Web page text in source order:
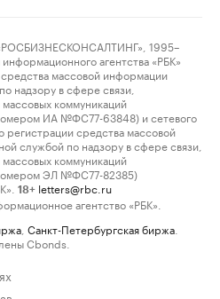
1995–
агентства «РБК»
массовой информации
надзору в сфере связи,
коммуникаций
ИА №ФС77-63848) и сетевого
регистрации средства массовой
службой по надзору в сфере связи,
коммуникаций
ЭЛ №ФС77-82385)
18+ letters@rbc.ru
агентство «РБК».
Санкт-Петербургская биржа
Cbonds.